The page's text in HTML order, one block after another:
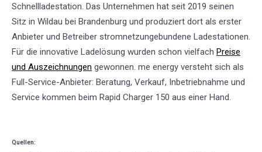
Schnellladestation. Das Unternehmen hat seit 2019 seinen
Sitz in Wildau bei Brandenburg und produziert dort als erster
Anbieter und Betreiber stromnetzungebundene Ladestationen.
Für die innovative Ladelösung wurden schon vielfach Preise
und Auszeichnungen gewonnen. me energy versteht sich als
Full-Service-Anbieter: Beratung, Verkauf, Inbetriebnahme und
Service kommen beim Rapid Charger 150 aus einer Hand.
Quellen: